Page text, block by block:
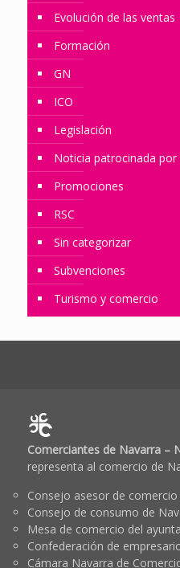
Evolución de las ventas
Formación
GN
ICO
Legislación
Noticia patrocinada por
Promociones
RSC
Sin categorizar
Subvenciones
Turismo y comercio
Comerciantes de Navarra –
representa al comercio de
Consejo asesor de
Consejo de consumo de
Mesa de comercio del
Confederación de
Cámara Navarra de